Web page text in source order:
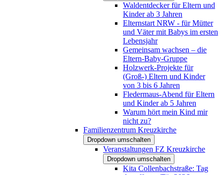
Waldentdecker für Eltern und
Kinder ab 3 Jahren
Elternstart NRW - für Mütter
und Väter mit Babys im ersten
Lebensjahr
Gemeinsam wachsen – die
Eltern-Baby-Gruppe
Holzwerk-Projekte für
(Groß-) Eltern und Kinder
von 3 bis 6 Jahren
Fledermaus-Abend für Eltern
und Kinder ab 5 Jahren
Warum hört mein Kind mir
nicht zu?
Familienzentrum Kreuzkirche
Dropdown umschalten
Veranstaltungen FZ Kreuzkirche
Dropdown umschalten
Kita Collenbachstraße: Tag